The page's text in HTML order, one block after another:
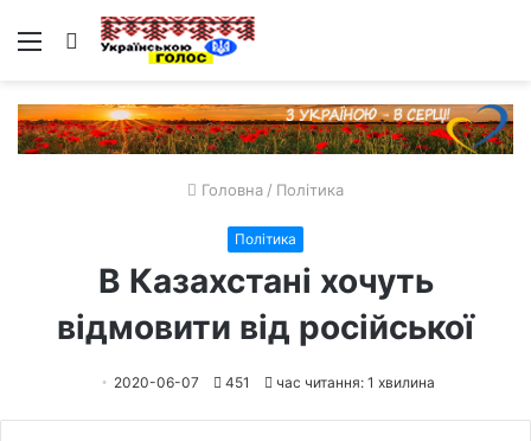
Меню Пошук
Головна / Політика
Політика
В Казахстані хочуть
відмовити від російської
2020-06-07 451 час читання: 1 хвилина